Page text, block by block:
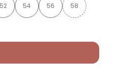
52 54 56 58